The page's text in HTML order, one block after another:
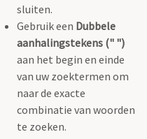
sluiten.
Gebruik een Dubbele
aanhalingstekens (" ")
aan het begin en einde
van uw zoektermen om
naar de exacte
combinatie van woorden
te zoeken.